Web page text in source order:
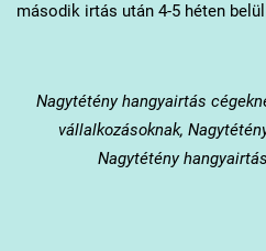
második irtás után 4-5 héten
Nagytétényhangyairtás
vállalkozásoknak,
Nagytétény